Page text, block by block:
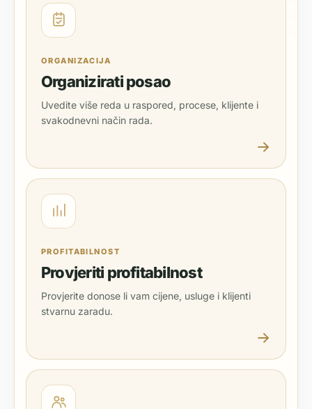
ORGANIZACIJA
Organizirati posao
Uvedite više reda u raspored, procese, klijente i
svakodnevni način rada.
PROFITABILNOST
Provjeriti profitabilnost
Provjerite donose li vam cijene, usluge i klijenti
stvarnu zaradu.